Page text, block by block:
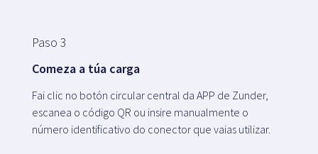
Paso 3
Comeza a túa carga
Fai clic no botón circular central da APP de Zunder,
escanea o código QR ou insire manualmente o
número identificativo do conector que vaias utilizar.